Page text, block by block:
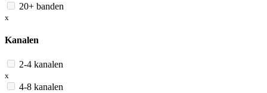
20+ banden
x
Kanalen
2-4 kanalen
x
4-8 kanalen